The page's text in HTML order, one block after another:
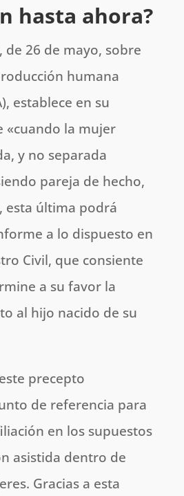
hasta ahora?
de 26 de mayo, sobre
humana
establece en su
«cuando la mujer
y no separada
pareja de hecho,
esta última podrá
a lo dispuesto en
Civil, que consiente
a su favor la
al hijo nacido de su
precepto
de referencia para
en los supuestos
asistida dentro de
Gracias a esta